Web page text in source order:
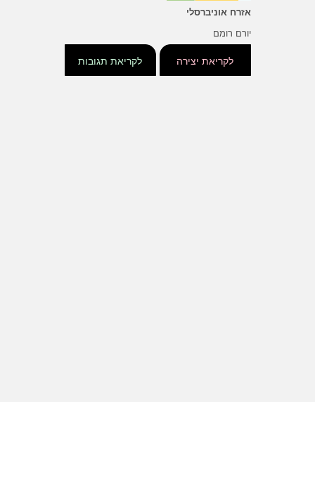
אזרח אוניברסלי
יורם רומם
לקריאת תגובות לקריאת יצירה